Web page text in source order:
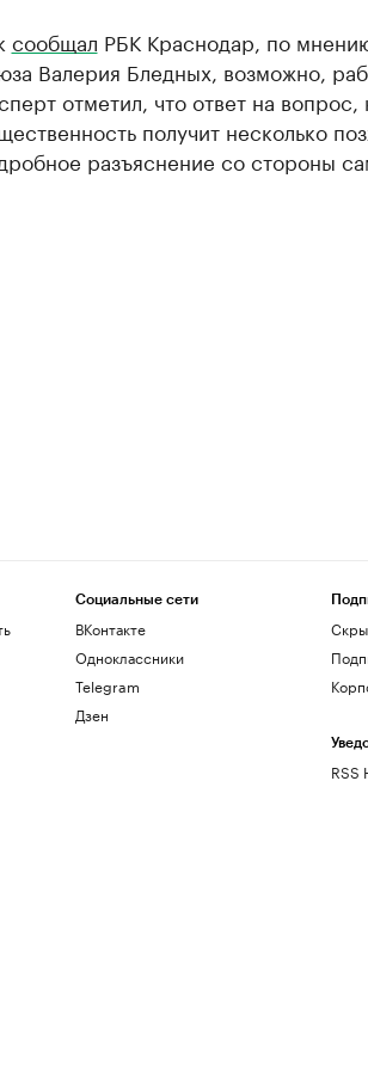
сообщал РБК Краснодар, по
Валерия Бледных, возможно,
отметил, что ответ на вопрос,
получит несколько
разъяснение со стороны
Социальные сети
ВКонтакте
Одноклассники
Telegram
Дзен
RSS